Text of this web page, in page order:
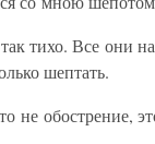
тихо. Все они
шептать.
не обострение,